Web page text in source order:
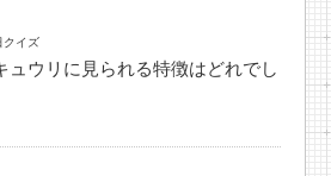
イズ
ュウリに見られる特徴はどれでし